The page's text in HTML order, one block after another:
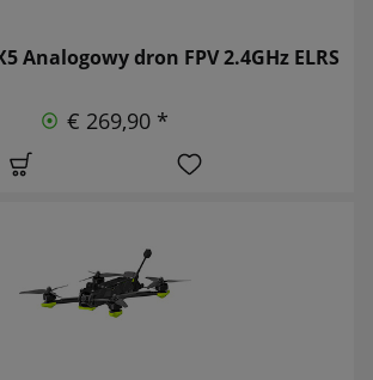
Analogowy dron FPV 2.4GHz ELRS
€ 269,90 *